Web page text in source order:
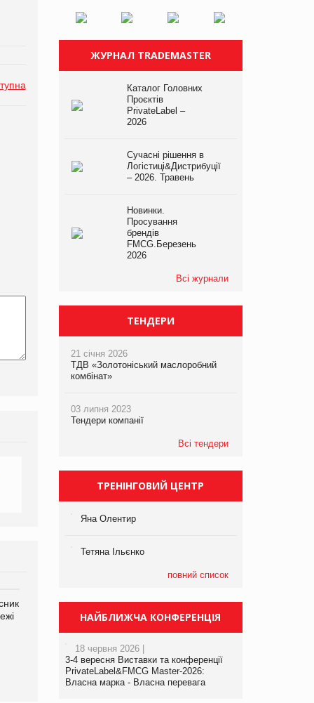
Олексій Логачов-Михайлов
Файно маркет Директор
Яна Сараніна, директор
компанії «УкраМарин»
ЖУРНАЛ TRADEMASTER
Каталог Головних
Проєктів
PrivateLabel –
2026
Сучасні рішення в
Логістиці&Дистрибуції
– 2026. Травень
Новинки.
Просування
брендів
FMCG.Березень
2026
Всі журнали
ТЕНДЕРИ
21 січня 2026
ТДВ «Золотоніський маслоробний
комбінат»
03 липня 2023
Тендери компанії
Всі тендери
ТРЕНІНГОВИЙ ЦЕНТР
Яна Олентир
Тетяна Ільєнко
повний список
НАЙБЛИЖЧА КОНФЕРЕНЦІЯ
18 червня 2026 |
3-4 вересня Виставки та конференції
PrivateLabel&FMCG Master-2026:
Власна марка - Власна перевага